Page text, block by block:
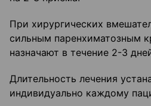
При хирургических
сильным паренхиматозным
назначают в течение 2-3
Длительность лечения
индивидуально каждому